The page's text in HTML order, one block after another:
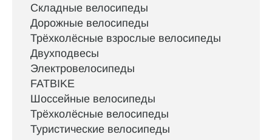
Складные велосипеды
Дорожные велосипеды
Трёхколёсные взрослые велосипеды
Двухподвесы
Электровелосипеды
FATBIKE
Шоссейные велосипеды
Трёхколёсные велосипеды
Туристические велосипеды